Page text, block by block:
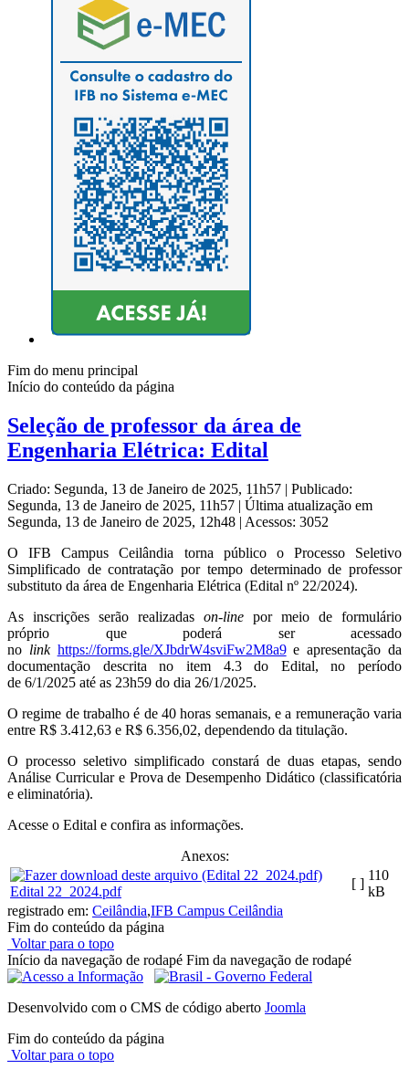
Fim do menu principal
Início do conteúdo da página
Seleção de professor da área de
Engenharia Elétrica: Edital
Criado: Segunda, 13 de Janeiro de 2025, 11h57 | Publicado:
Segunda, 13 de Janeiro de 2025, 11h57 | Última atualização em
Segunda, 13 de Janeiro de 2025, 12h48 | Acessos: 3052
O IFB Campus Ceilândia torna público o Processo Seletivo
Simplificado de contratação por tempo determinado de professor
substituto da área de Engenharia Elétrica (Edital nº 22/2024).
As inscrições serão realizadas on-line por meio de formulário
próprio que poderá ser acessado
no link https://forms.gle/XJbdrW4sviFw2M8a9e apresentação da
documentação descrita no item 4.3 do Edital, no período
de 6/1/2025 até as 23h59 do dia 26/1/2025.
O regime de trabalho é de 40 horas semanais, e a remuneração varia
entre R$ 3.412,63 e R$ 6.356,02, dependendo da titulação.
O processo seletivo simplificado constará de duas etapas, sendo
Análise Curricular e Prova de Desempenho Didático (classificatória
e eliminatória).
Acesse o Edital e confira as informações.
Anexos:
Edital 22_2024.pdf
[ ]
110
kB
registrado em: Ceilândia,IFB Campus Ceilândia
Fim do conteúdo da página
Voltar para o topo
Início da navegação de rodapé Fim da navegação de rodapé
Desenvolvido com o CMS de código aberto Joomla
Fim do conteúdo da página
Voltar para o topo